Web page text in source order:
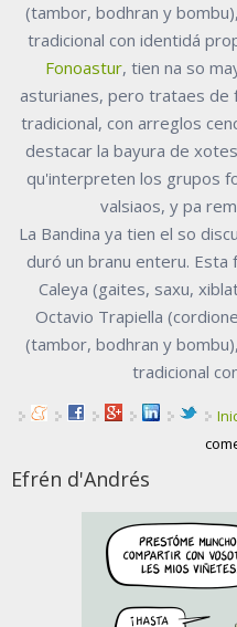
(tambor, bodhran y
tradicional con identidá
Fonoastur, tien na so
asturianes, pero trataes de
tradicional, con arreglos
destacar la bayura de
qu'interpreten los grupos
valsiaos, y pa
La Bandina ya tien el so
duró un branu enteru.
Caleya (gaites, saxu,
Octavio Trapiella
(tambor, bodhran y
tradicional
Efrén d'Andrés